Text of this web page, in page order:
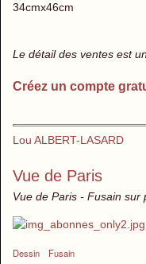
34cmx46cm
Le détail des ventes est
Créez un compte
Lou ALBERT-LASARD
Vue de Paris
Vue de Paris - Fusain sur
Dessin Fusain